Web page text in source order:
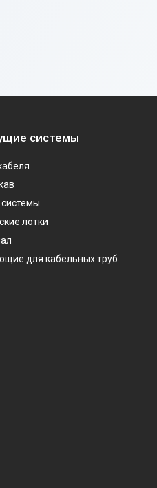
системы
лотки
для кабельных труб